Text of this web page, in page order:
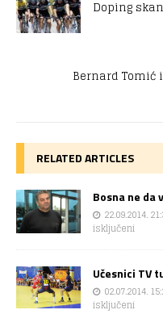
Doping
Bernard Tomić
RELATED ARTICLES
Bosna ne da
22.09.2014.
isključeni
Učesnici TV
02.07.2014.
isključeni